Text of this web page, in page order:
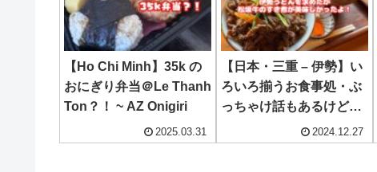
【Ho Chi Minh】35k の
おにぎり弁当＠Le Thanh
Ton？！ ~ AZ Onigiri
2025.03.31
【日本・三重 – 伊勢】い
ろいろ揃うお食事処・ぶ
っちゃけ話もあるけどヴ
ィーガン対応もしてるの
でメモ ~ 野あそび棚
2024.12.27